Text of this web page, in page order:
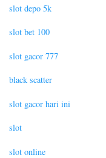
slot depo 5k
slot bet 100
slot gacor 777
black scatter
slot gacor hari ini
slot
slot online